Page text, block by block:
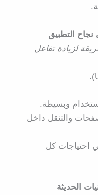
لزيادة تفاعل
.
وبسيطة.
والتنقل داخل
احتياجات كل
الحديثة